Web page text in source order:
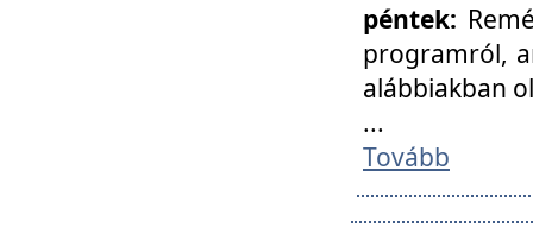
péntek:
programról,
alábbiakban
...
Tovább